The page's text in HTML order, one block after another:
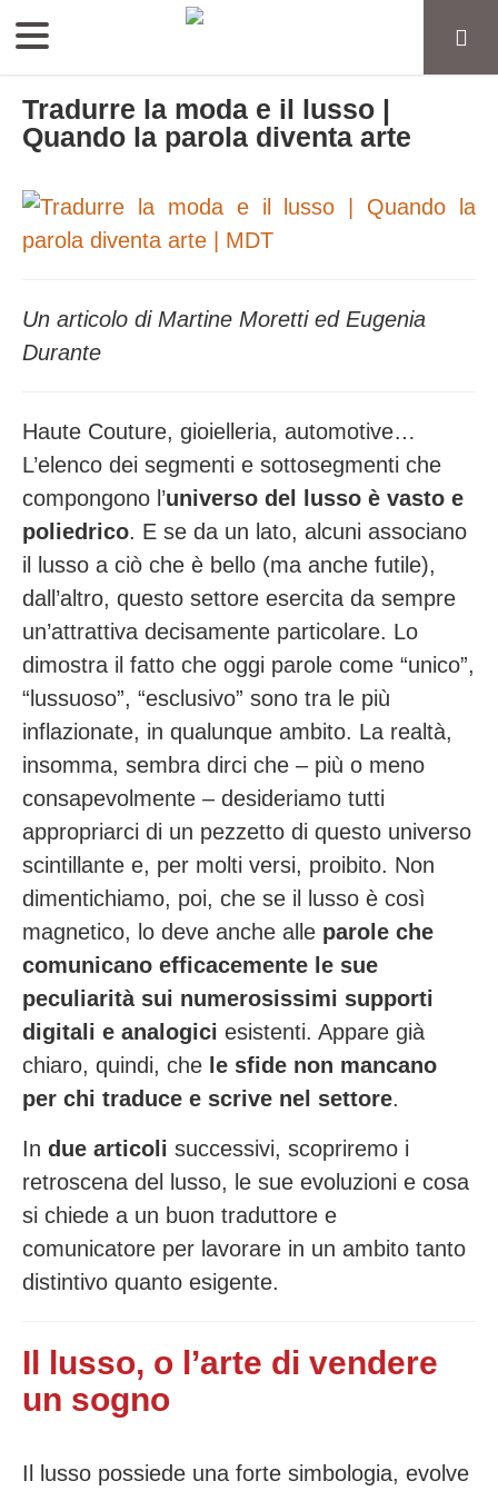
Tradurre la moda e il lusso |
Quando la parola diventa arte
Un articolo di Martine Moretti ed Eugenia
Durante
Haute Couture, gioielleria, automotive…
L’elenco dei segmenti e sottosegmenti che
compongono l’universo del lusso è vasto e
poliedrico. E se da un lato, alcuni associano
il lusso a ciò che è bello (ma anche futile),
dall’altro, questo settore esercita da sempre
un’attrattiva decisamente particolare. Lo
dimostra il fatto che oggi parole come “unico”,
“lussuoso”, “esclusivo” sono tra le più
inflazionate, in qualunque ambito. La realtà,
insomma, sembra dirci che – più o meno
consapevolmente – desideriamo tutti
appropriarci di un pezzetto di questo universo
scintillante e, per molti versi, proibito. Non
dimentichiamo, poi, che se il lusso è così
magnetico, lo deve anche alle parole che
comunicano efficacemente le sue
peculiarità sui numerosissimi supporti
digitali e analogici esistenti. Appare già
chiaro, quindi, che le sfide non mancano
per chi traduce e scrive nel settore.
In due articoli successivi, scopriremo i
retroscena del lusso, le sue evoluzioni e cosa
si chiede a un buon traduttore e
comunicatore per lavorare in un ambito tanto
distintivo quanto esigente.
Il lusso, o l’arte di vendere
un sogno
Il lusso possiede una forte simbologia, evolve